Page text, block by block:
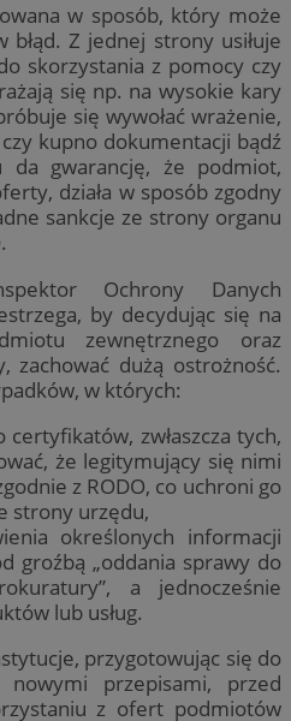
w sposób, który może
Z jednej strony usiłuje
skorzystania z pomocy czy
się np. na wysokie kary
się wywołać wrażenie,
kupno dokumentacji bądź
da gwarancję, że podmiot,
działa w sposób zgodny
sankcje ze strony organu
Ochrony Danych
by decydując się na
zewnętrznego oraz
zachować dużą ostrożność.
w których:
zwłaszcza tych,
że legitymujący się nimi
z RODO, co uchroni go
strony urzędu,
określonych informacji
groźbą „oddania sprawy do
a jednocześnie
lub usług.
przygotowując się do
nowymi przepisami, przed
z ofert podmiotów